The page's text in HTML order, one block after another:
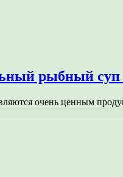
рыбный суп
очень ценным